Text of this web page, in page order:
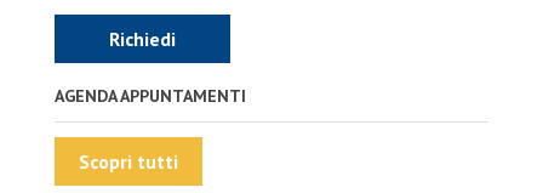
Richiedi
AGENDA APPUNTAMENTI
Scopri tutti